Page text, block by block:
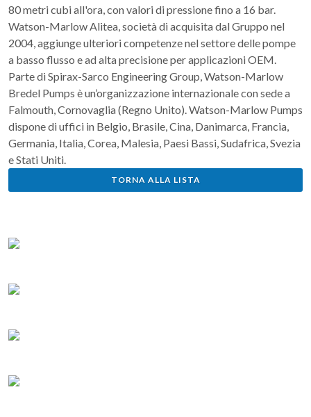
80 metri cubi all'ora, con valori di pressione fino a 16 bar.
Watson-Marlow Alitea, società di acquisita dal Gruppo nel
2004, aggiunge ulteriori competenze nel settore delle pompe
a basso flusso e ad alta precisione per applicazioni OEM.
Parte di Spirax-Sarco Engineering Group, Watson-Marlow
Bredel Pumps è un’organizzazione internazionale con sede a
Falmouth, Cornovaglia (Regno Unito). Watson-Marlow Pumps
dispone di uffici in Belgio, Brasile, Cina, Danimarca, Francia,
Germania, Italia, Corea, Malesia, Paesi Bassi, Sudafrica, Svezia
e Stati Uniti.
TORNA ALLA LISTA